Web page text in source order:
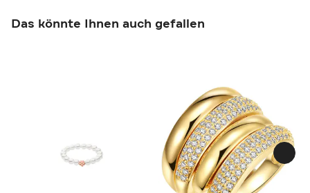
Das könnte Ihnen auch gefallen